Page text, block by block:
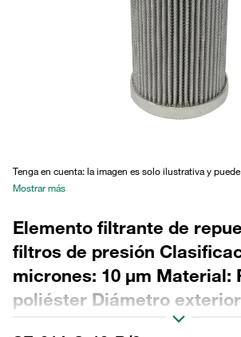
Tenga en cuenta: la imagen es solo ilustrativa y
Mostrar más
Elemento filtrante de
filtros de presión
micrones: 10 µm Material:
poliéster Diámetro
Diámetro interior (mm):